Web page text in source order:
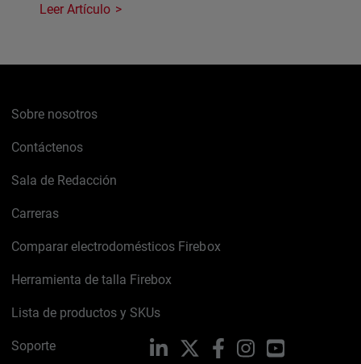
Leer Artículo
Sobre nosotros
Contáctenos
Sala de Redacción
Carreras
Comparar electrodomésticos Firebox
Herramienta de talla Firebox
Lista de productos y SKUs
Soporte LinkedIn FacebookInstagramYouTube